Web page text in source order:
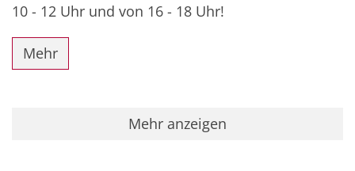
10 - 12 Uhr und von 16 - 18 Uhr!
Mehr
Mehr anzeigen